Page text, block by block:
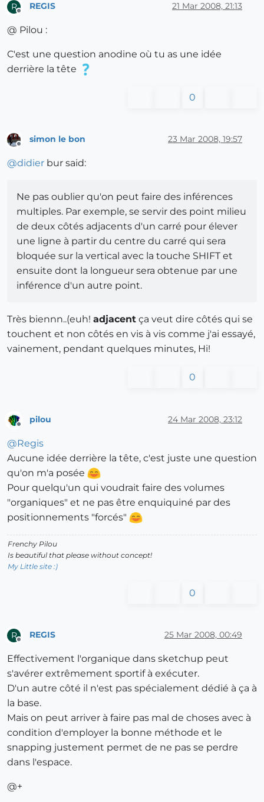
R REGIS 21 Mar 2008, 21:13
@ Pilou :
C'est une question anodine où tu as une idée
derrière la tête
0
simon le bon 23 Mar 2008, 19:57
@didier bur said:
Ne pas oublier qu'on peut faire des inférences
multiples. Par exemple, se servir des point milieu
de deux côtés adjacents d'un carré pour élever
une ligne à partir du centre du carré qui sera
bloquée sur la vertical avec la touche SHIFT et
ensuite dont la longueur sera obtenue par une
inférence d'un autre point.
Très biennn..(euh! adjacent ça veut dire côtés qui se
touchent et non côtés en vis à vis comme j'ai essayé,
vainement, pendant quelques minutes, Hi!
0
Offline
pilou 24 Mar 2008, 23:12
@Regis
Aucune idée derrière la tête, c'est juste une question
qu'on m'a posée
Pour quelqu'un qui voudrait faire des volumes
"organiques" et ne pas être enquiquiné par des
positionnements "forcés"
Frenchy Pilou
Is beautiful that please without concept!
My Little site :)
0
R
Offline
REGIS 25 Mar 2008, 00:49
Effectivement l'organique dans sketchup peut
s'avérer extrêmement sportif à exécuter.
D'un autre côté il n'est pas spécialement dédié à ça à
la base.
Mais on peut arriver à faire pas mal de choses avec à
condition d'employer la bonne méthode et le
snapping justement permet de ne pas se perdre
dans l'espace.
@+